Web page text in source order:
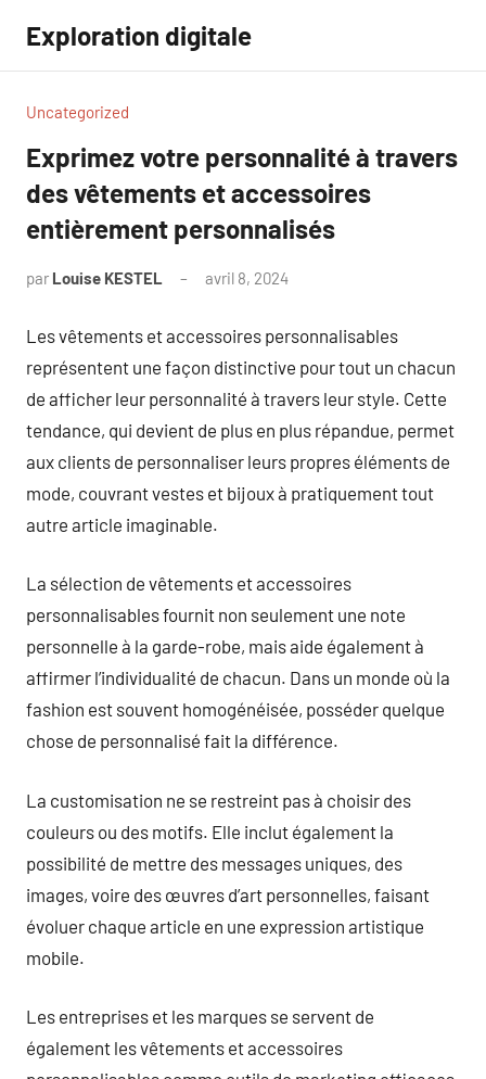
contenu
Exploration digitale
Uncategorized
Exprimez votre personnalité à travers
des vêtements et accessoires
entièrement personnalisés
par Louise KESTEL avril 8, 2024
Les vêtements et accessoires personnalisables
représentent une façon distinctive pour tout un chacun
de afficher leur personnalité à travers leur style. Cette
tendance, qui devient de plus en plus répandue, permet
aux clients de personnaliser leurs propres éléments de
mode, couvrant vestes et bijoux à pratiquement tout
autre article imaginable.
La sélection de vêtements et accessoires
personnalisables fournit non seulement une note
personnelle à la garde-robe, mais aide également à
affirmer l’individualité de chacun. Dans un monde où la
fashion est souvent homogénéisée, posséder quelque
chose de personnalisé fait la différence.
La customisation ne se restreint pas à choisir des
couleurs ou des motifs. Elle inclut également la
possibilité de mettre des messages uniques, des
images, voire des œuvres d’art personnelles, faisant
évoluer chaque article en une expression artistique
mobile.
Les entreprises et les marques se servent de
également les vêtements et accessoires